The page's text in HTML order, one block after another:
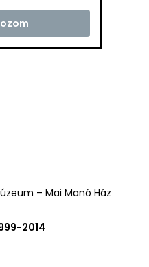
– Mai Manó Ház
2014